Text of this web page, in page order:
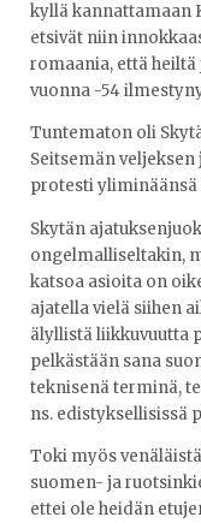
kyllä kannattamaan
etsivät niin
romaania, että
vuonna -54
Tuntematon oli
Seitsemän
protesti yliminäänsä
Skytän
ongelmalliseltakin,
katsoa asioita on
ajatella vielä siihen
älyllistä liikkuvuutta
pelkästään sana
teknisenä terminä,
ns. edistyksellisissä
Toki myös
suomen- ja
ettei ole heidän